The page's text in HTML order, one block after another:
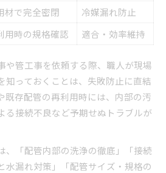
材で完全密閉
冷媒漏れ防止
用時の規格確認 適合・効率維持
や管工事を依頼する際、職人が現場
知っておくことは、失敗防止に直結
既存配管の再利用時には、内部の汚
る接続不良など予期せぬトラブルが
、「配管内部の洗浄の徹底」「接続
水漏れ対策」「配管サイズ・規格の